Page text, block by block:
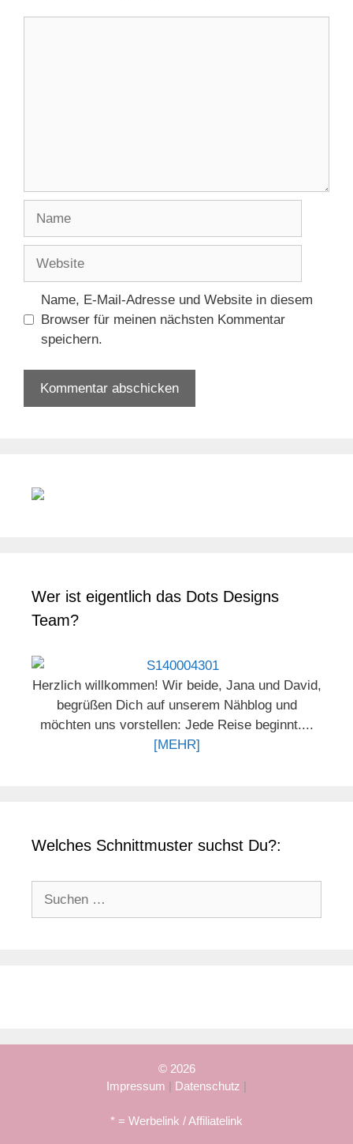
Name, E-Mail-Adresse und Website in diesem
Browser für meinen nächsten Kommentar
speichern.
Wer ist eigentlich das Dots Designs
Team?
Herzlich willkommen! Wir beide, Jana und David,
begrüßen Dich auf unserem Nähblog und
möchten uns vorstellen: Jede Reise beginnt....
[MEHR]
Welches Schnittmuster suchst Du?:
© 2026
Impressum | Datenschutz |
* = Werbelink / Affiliatelink